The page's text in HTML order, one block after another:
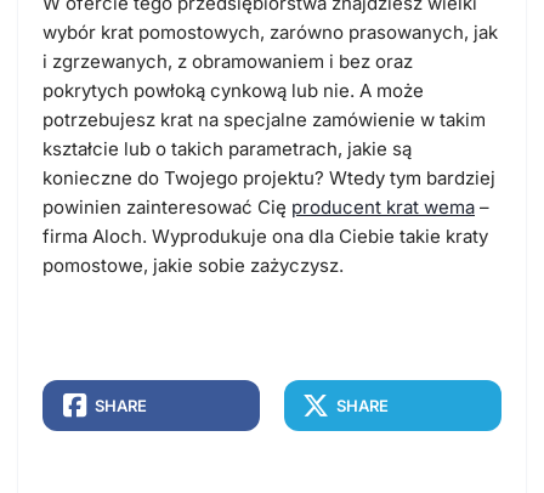
wybór krat pomostowych, zarówno prasowanych, jak
i zgrzewanych, z obramowaniem i bez oraz
pokrytych powłoką cynkową lub nie. A może
potrzebujesz krat na specjalne zamówienie w takim
kształcie lub o takich parametrach, jakie są
konieczne do Twojego projektu? Wtedy tym bardziej
powinien zainteresować Cię producent krat wema –
firma Aloch. Wyprodukuje ona dla Ciebie takie kraty
pomostowe, jakie sobie zażyczysz.
SHARE SHARE